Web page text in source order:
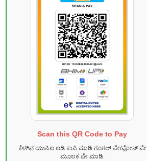
Scan this QR Code to Pay
ಕೆಳಗಿನ ಯುಪಿಐ ಐಡಿ ಕಾಪಿ ಮಾಡಿ ಗೂಗಲ್ ಪೇ/ಫೋನ್ ಪೇ
ಮೂಲಕ ಪೇ ಮಾಡಿ.